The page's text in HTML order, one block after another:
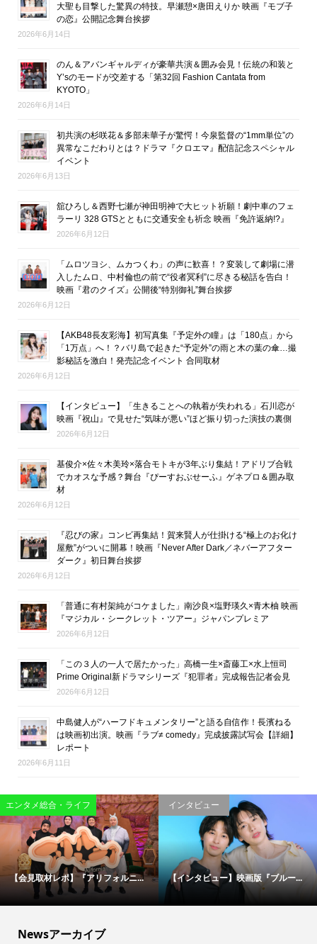
大聖も目撃した驚異の特技。早瀬憩×唐田えりか 映画『モブ子
の恋』公開記念舞台挨拶
2026年6月14日
のん＆アバンギャルディが豪華共演＆囲み会見！伝統の和装と
Y’sのモードが交差する「第32回 Fashion Cantata from
KYOTO」
2026年6月14日
初共演の杉咲花＆多部未華子が驚愕！今泉監督の“1mm単位”の
異常なこだわりとは？ドラマ『クロエマ』配信記念スペシャル
イベント
2026年6月13日
舘ひろし＆西野七瀬が神田明神で大ヒット祈願！劇中車のフェ
ラーリ 328 GTSとともに交通安全も祈念 映画『免許返納!?』
2026年6月12日
「ムロツヨシ、ムカつくわ」の声に歓喜！？変装して劇場に潜
入したムロ、中村倫也の前で“役者冥利”に尽きる秘話を告白！
映画『君のクイズ』公開後“特別御礼”舞台挨拶
2026年6月12日
【AKB48長友彩海】初写真集『予定外の瞳』は「180点」から
「1万点」へ！？バリ島で起きた“予定外”の雨と木の葉の傘…撮
影秘話を激白！発売記念イベント 合同取材
2026年6月12日
【インタビュー】「生きることへの執着が失われる」石川恋が
映画『祝山』で見せた“気味が悪い”ほど振り切った演技の裏側
2026年6月12日
基俊介×佐々木美玲×落合モトキが3年ぶり集結！アドリブ合戦
でカオスな予感？舞台『ぴーすおぶせーふ』ゲネプロ＆囲み取
材
2026年6月12日
『忍びの家』コンビ再集結！賀来賢人が仕掛ける“極上のお化け
屋敷”がついに開幕！映画『Never After Dark／ネバーアフター
ダーク』初日舞台挨拶
2026年6月12日
「普通に有村架純がコケました」南沙良×塩野瑛久×青木柚 映画
『マジカル・シークレット・ツアー』ジャパンプレミア
2026年6月12日
「この３人の一人で居たかった」高橋一生×斎藤工×水上恒司
Prime Original新ドラマシリーズ『犯罪者』完成報告記者会見
2026年6月12日
中島健人が“ハーフドキュメンタリー”と語る自信作！長濱ねる
は映画初出演。映画『ラブ≠ comedy』完成披露試写会【詳細】
レポート
2026年6月11日
映画
松村北斗＆今田美桜が“禁断のバデ...
エンタメ総合・ライフ
伝説の刑事たちが50年ぶりに集結...
Newsアーカイブ